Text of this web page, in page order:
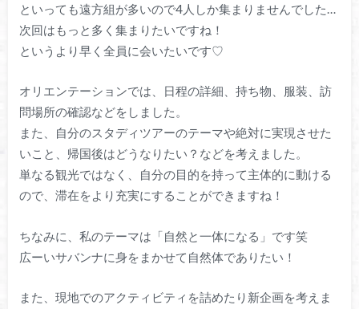
といっても遠方組が多いので4人しか集まりませんでした…
次回はもっと多く集まりたいですね！
というより早く全員に会いたいです♡
オリエンテーションでは、日程の詳細、持ち物、服装、訪
問場所の確認などをしました。
また、自分のスタディツアーのテーマや絶対に実現させた
いこと、帰国後はどうなりたい？などを考えました。
単なる観光ではなく、自分の目的を持って主体的に動ける
ので、滞在をより充実にすることができますね！
ちなみに、私のテーマは「自然と一体になる」です笑
広ーいサバンナに身をまかせて自然体でありたい！
また、現地でのアクティビティを詰めたり新企画を考えま